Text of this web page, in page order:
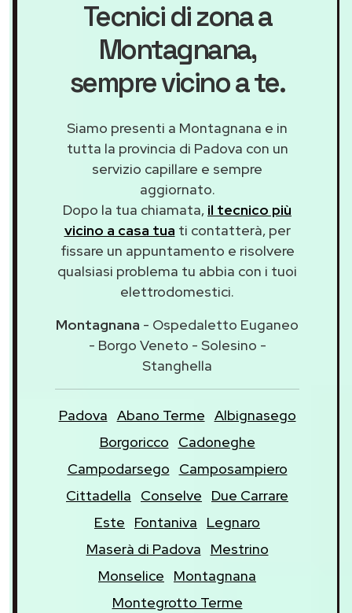
Tecnici di zona a
Montagnana,
sempre vicino a te.
Siamo presenti a Montagnana e in
tutta la provincia di Padova con un
servizio capillare e sempre
aggiornato.
Dopo la tua chiamata, il tecnico più
vicino a casa tua ti contatterà, per
fissare un appuntamento e risolvere
qualsiasi problema tu abbia con i tuoi
elettrodomestici.
Montagnana - Ospedaletto Euganeo
- Borgo Veneto - Solesino -
Stanghella
Padova Abano Terme Albignasego
Borgoricco
Cadoneghe
Campodarsego
Camposampiero
Cittadella
Conselve
Due Carrare
Este
Fontaniva
Legnaro
Maserà di Padova
Mestrino
Monselice
Montagnana
Montegrotto Terme